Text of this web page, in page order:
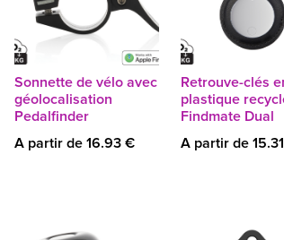
Sonnette de vélo avec
géolocalisation
Pedalfinder
A partir de 16.93 €
Retrouve-clés
plastique
Findmate Dual
A partir de